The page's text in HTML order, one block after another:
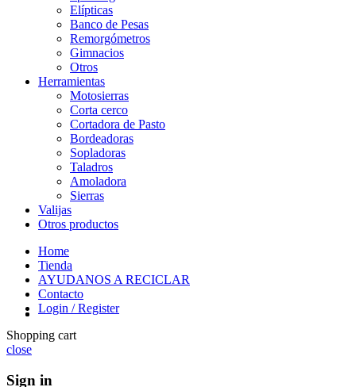
Elípticas
Banco de Pesas
Remorgómetros
Gimnacios
Otros
Herramientas
Motosierras
Corta cerco
Cortadora de Pasto
Bordeadoras
Sopladoras
Taladros
Amoladora
Sierras
Valijas
Otros productos
Home
Tienda
AYUDANOS A RECICLAR
Contacto
Login / Register
Shopping cart
close
Sign in